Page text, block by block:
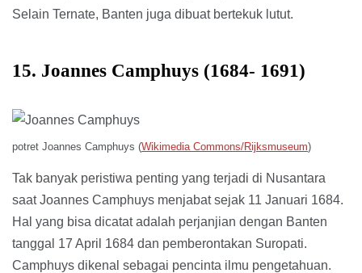
Selain Ternate, Banten juga dibuat bertekuk lutut.
15. Joannes Camphuys (1684- 1691)
potret Joannes Camphuys (Wikimedia Commons/Rijksmuseum)
Tak banyak peristiwa penting yang terjadi di Nusantara
saat Joannes Camphuys menjabat sejak 11 Januari 1684.
Hal yang bisa dicatat adalah perjanjian dengan Banten
tanggal 17 April 1684 dan pemberontakan Suropati.
Camphuys dikenal sebagai pencinta ilmu pengetahuan.